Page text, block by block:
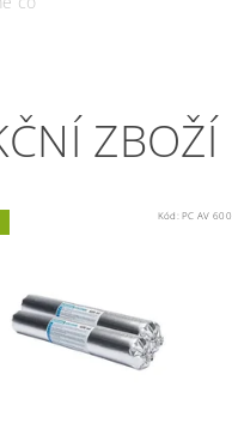
ZBOŽÍ
Kód:PC AV 600